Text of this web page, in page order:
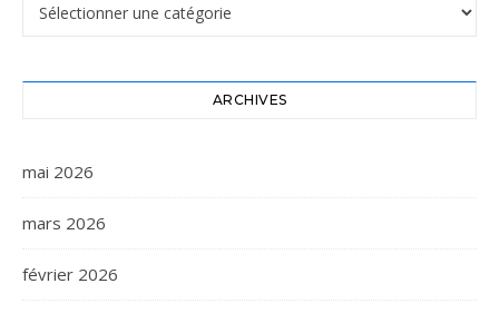
ARCHIVES
mai 2026
mars 2026
février 2026